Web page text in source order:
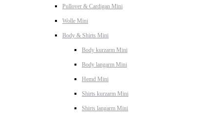
Pullover & Cardigan Mini
Wolle Mini
Body & Shirts Mini
Body kurzarm Mini
Body langarm Mini
Hemd Mini
Shirts kurzarm Mini
Shirts langarm Mini